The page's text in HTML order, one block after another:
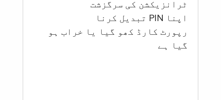
ٹرانزیکشن کی سرگزشت
اپنا PIN تبدیل کرنا
رپورٹ کارڈ کھو گیا یا خراب ہو
گيا ہے